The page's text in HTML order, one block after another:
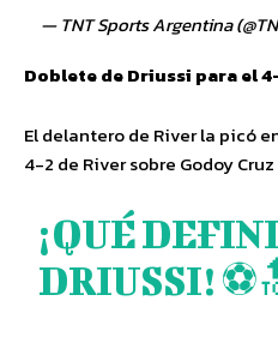
— TNT Sports Argentina
Doblete de Driussi para el
El delantero de River la picó
4-2 de River sobre Godoy Cruz
¡QUÉ
DRIUSSI!